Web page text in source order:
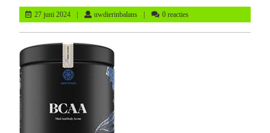
27 juni 202427
juni
uwdierinbalansuwdierinbalans
0 reacties